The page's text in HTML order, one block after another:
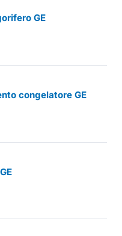
GE
congelatore GE